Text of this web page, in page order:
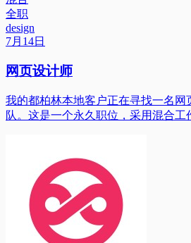
全职
design
7月14日
网页设计师
我的都柏林本地客户正在寻找一名网
队。这是一个永久职位，采用混合工